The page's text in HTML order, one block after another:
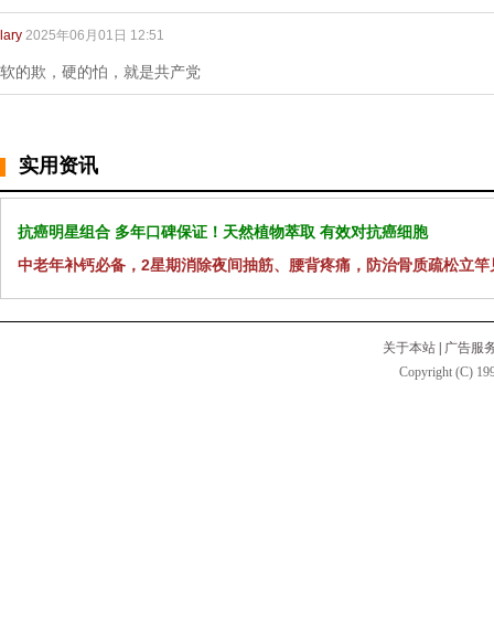
lary 2025年06月01日 12:51
软的欺，硬的怕，就是共产党
实用资讯
抗癌明星组合 多年口碑保证！天然植物萃取 有效对抗癌细胞
中老年补钙必备，2星期消除夜间抽筋、腰背疼痛，防治骨质疏松立竿
关于本站 | 广告服
Copyright (C)